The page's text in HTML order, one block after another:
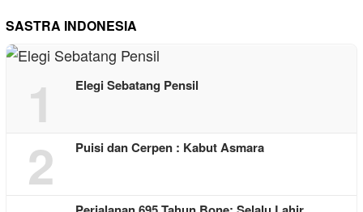
SASTRA INDONESIA
1 Elegi Sebatang Pensil
2 Puisi dan Cerpen : Kabut Asmara